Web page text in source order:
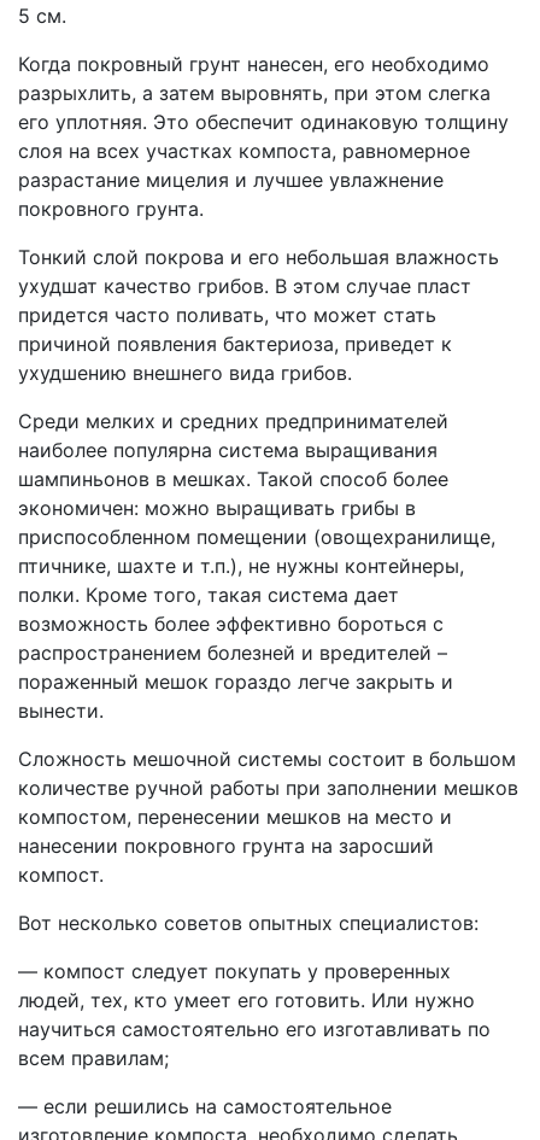
5 см.
Когда покровный грунт нанесен, его необходимо
разрыхлить, а затем выровнять, при этом слегка
его уплотняя. Это обеспечит одинаковую толщину
слоя на всех участках компоста, равномерное
разрастание мицелия и лучшее увлажнение
покровного грунта.
Тонкий слой покрова и его небольшая влажность
ухудшат качество грибов. В этом случае пласт
придется часто поливать, что может стать
причиной появления бактериоза, приведет к
ухудшению внешнего вида грибов.
Среди мелких и средних предпринимателей
наиболее популярна система выращивания
шампиньонов в мешках. Такой способ более
экономичен: можно выращивать грибы в
приспособленном помещении (овощехранилище,
птичнике, шахте и т.п.), не нужны контейнеры,
полки. Кроме того, такая система дает
возможность более эффективно бороться с
распространением болезней и вредителей –
пораженный мешок гораздо легче закрыть и
вынести.
Сложность мешочной системы состоит в большом
количестве ручной работы при заполнении мешков
компостом, перенесении мешков на место и
нанесении покровного грунта на заросший
компост.
Вот несколько советов опытных специалистов:
— компост следует покупать у проверенных
людей, тех, кто умеет его готовить. Или нужно
научиться самостоятельно его изготавливать по
всем правилам;
— если решились на самостоятельное
изготовление компоста, необходимо сделать